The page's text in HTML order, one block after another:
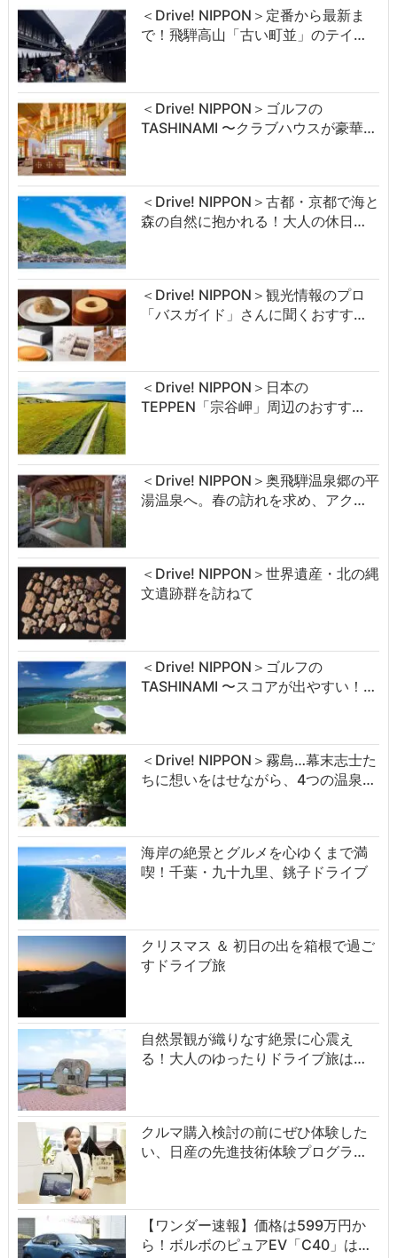
＜Drive! NIPPON＞定番から最新ま
で！飛騨高山「古い町並」のテイ…
＜Drive! NIPPON＞ゴルフの
TASHINAMI 〜クラブハウスが豪華…
＜Drive! NIPPON＞古都・京都で海と
森の自然に抱かれる！大人の休日…
＜Drive! NIPPON＞観光情報のプロ
「バスガイド」さんに聞くおすす…
＜Drive! NIPPON＞日本の
TEPPEN「宗谷岬」周辺のおすす…
＜Drive! NIPPON＞奥飛騨温泉郷の平
湯温泉へ。春の訪れを求め、アク…
＜Drive! NIPPON＞世界遺産・北の縄
文遺跡群を訪ねて
＜Drive! NIPPON＞ゴルフの
TASHINAMI 〜スコアが出やすい！…
＜Drive! NIPPON＞霧島…幕末志士た
ちに想いをはせながら、4つの温泉…
海岸の絶景とグルメを心ゆくまで満
喫！千葉・九十九里、銚子ドライブ
クリスマス ＆ 初日の出を箱根で過ご
すドライブ旅
自然景観が織りなす絶景に心震え
る！大人のゆったりドライブ旅は…
クルマ購入検討の前にぜひ体験した
い、日産の先進技術体験プログラ…
【ワンダー速報】価格は599万円か
ら！ボルボのピュアEV「C40」は…